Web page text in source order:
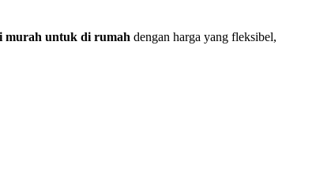
murah untuk di rumah dengan harga yang fleksibel,